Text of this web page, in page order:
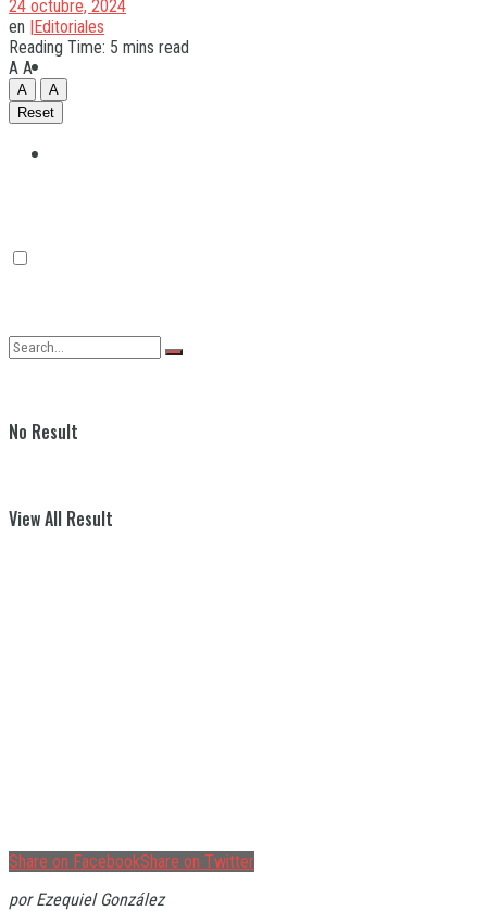
No Result
View All Result
24 octubre, 2024
en |Editoriales
Reading Time: 5 mins read
A A
A
A
Reset
Share on FacebookShare on Twitter
por Ezequiel González